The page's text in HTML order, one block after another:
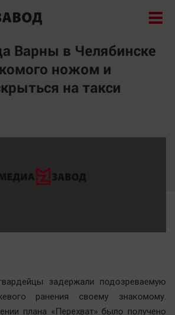
Варны в Челябинске
ножом и
на такси
задержали подозреваемую
ранения своему знакомому.
плана «Перехват» было получено